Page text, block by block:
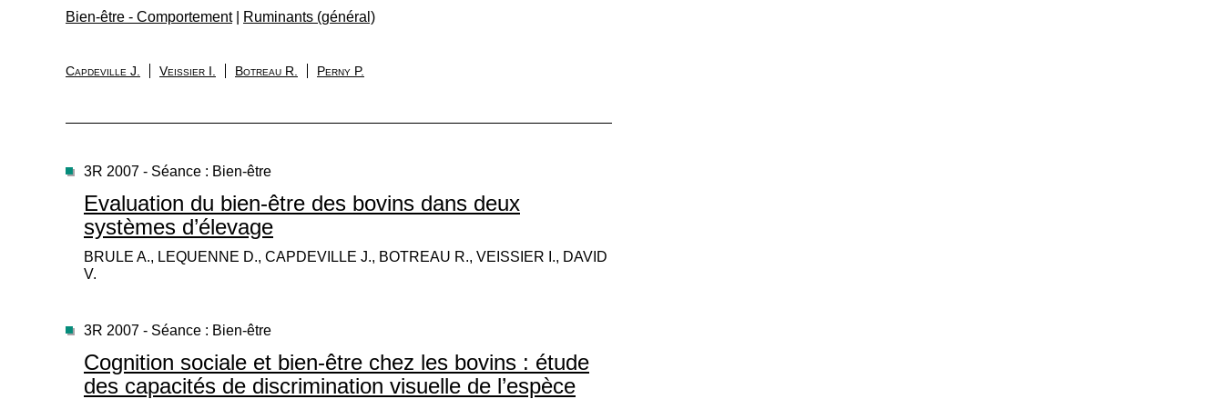
Bien-être - Comportement| Ruminants (général)
Capdeville J. Veissier I. Botreau R. Perny P.
3R 2007 - Séance : Bien-être
Evaluation du bien-être des bovins dans deux
systèmes d’élevage
BRULE A., LEQUENNE D., CAPDEVILLE J., BOTREAU R., VEISSIER I., DAVID
V.
3R 2007 - Séance : Bien-être
Cognition sociale et bien-être chez les bovins : étude
des capacités de discrimination visuelle de l’espèce